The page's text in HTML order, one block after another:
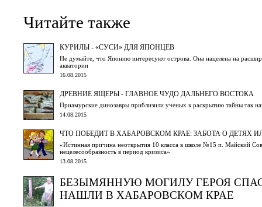
Читайте также
КУРИЛЫ - «СУСИ» ДЛЯ ЯПОНЦЕВ
Не думайте, что Японию интересуют острова. Она нацелена на
акватории
16.08.2015
ДРЕВНИЕ ЯЩЕРЫ - ГЛАВНОЕ ЧУДО ДАЛЬНЕГО ВОСТОКА
Приамурские динозавры приблизили ученых к раскрытию тайны так
14.08.2015
ЧТО ПОБЕДИТ В ХАБАРОВСКОМ КРАЕ: ЗАБОТА О ДЕТЯХ
«Истинная причина неоткрытия 10 класса в школе №15 п. Майский
нецелесообразность в период кризиса»
13.08.2015
БЕЗЫМЯННУЮ МОГИЛУ ГЕРОЯ
НАШЛИ В ХАБАРОВСКОМ КРАЕ